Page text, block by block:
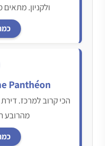
ולקניון.
Panthéon
מהרובע